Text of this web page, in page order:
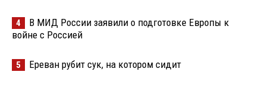
4
В МИД России заявили о подготовке Европы к
войне с Россией
5 Ереван рубит сук, на котором сидит